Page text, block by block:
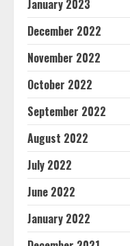
January 2023
December 2022
November 2022
October 2022
September 2022
August 2022
July 2022
June 2022
January 2022